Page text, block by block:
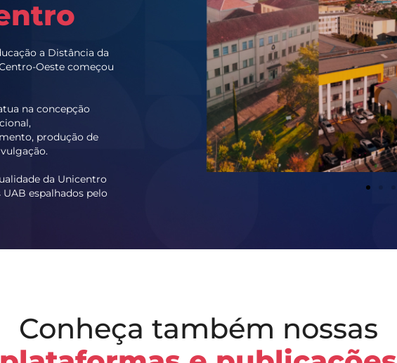
a Distância da
Oeste começou
na concepção
produção de
da Unicentro
espalhados pelo
Conheça também nossas